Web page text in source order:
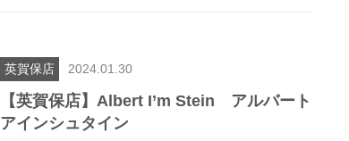
英賀保店 2024.01.30
【英賀保店】Albert I’m Stein アルバート
アインシュタイン